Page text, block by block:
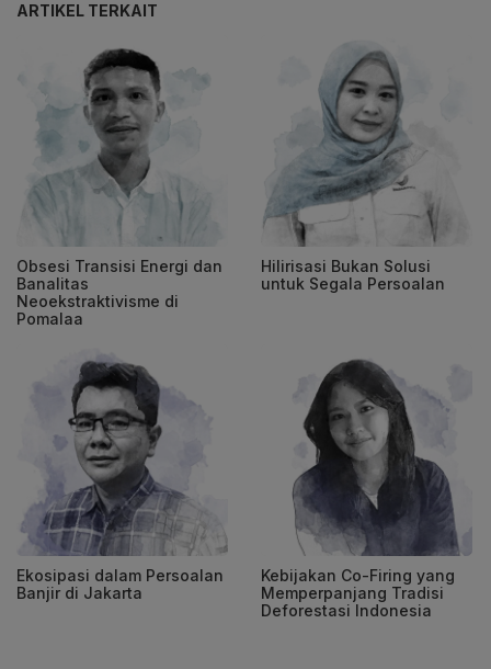
ARTIKEL TERKAIT
Obsesi Transisi Energi dan
Banalitas
Neoekstraktivisme di
Pomalaa
Hilirisasi Bukan Solusi
untuk Segala Persoalan
Ekosipasi dalam Persoalan
Banjir di Jakarta
Kebijakan Co-Firing yang
Memperpanjang Tradisi
Deforestasi Indonesia